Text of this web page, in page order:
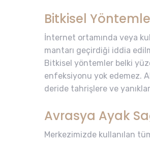
Bitkisel
İnternet ortamında veya
mantarı geçirdiği iddia
Bitkisel yöntemler belki
enfeksiyonu yok edemez.
deride tahrişlere ve
Avrasya Ayak
Merkezimizde kullanılan